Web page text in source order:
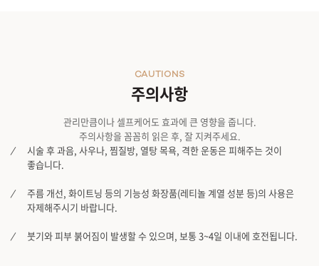
주의사항
CAUTIONS
관리만큼이나 셀프케어도 효과에 큰 영향을 줍니다.
주의사항을 꼼꼼히 읽은 후, 잘 지켜주세요.
시술 후 과음, 사우나, 찜질방, 열탕 목욕, 격한 운동은 피해주는 것이
좋습니다.
주름 개선, 화이트닝 등의 기능성 화장품(레티놀 계열 성분 등)의 사용은
자제해주시기 바랍니다.
붓기와 피부 붉어짐이 발생할 수 있으며, 보통 3~4일 이내에 호전됩니다.